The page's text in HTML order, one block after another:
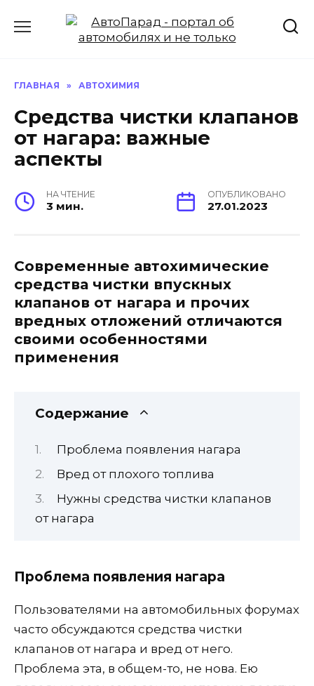
содержанию
ГЛАВНАЯ » АВТОХИМИЯ
Средства чистки клапанов
от нагара: важные
аспекты
НА ЧТЕНИЕ
3 мин.
ОПУБЛИКОВАНО
27.01.2023
Современные автохимические
средства чистки впускных
клапанов от нагара и прочих
вредных отложений отличаются
своими особенностями
применения
Содержание
Проблема появления нагара
Вред от плохого топлива
Нужны средства чистки клапанов
от нагара
Проблема появления нагара
Пользователями на автомобильных форумах
часто обсуждаются средства чистки
клапанов от нагара и вред от него.
Проблема эта, в общем-то, не нова. Ею